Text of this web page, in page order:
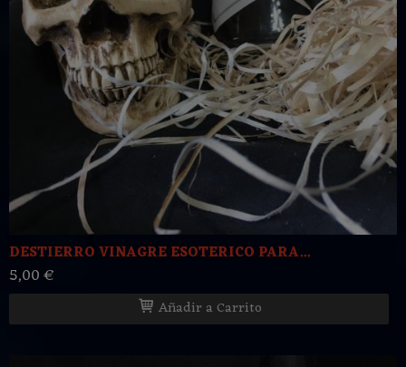
DESTIERRO VINAGRE ESOTERICO PARA...
5,00 €
Añadir a Carrito